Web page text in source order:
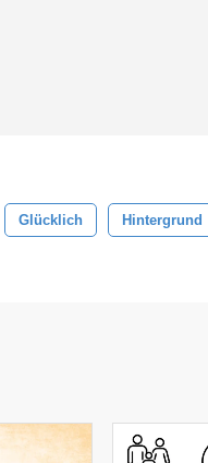
Glücklich Hintergrund